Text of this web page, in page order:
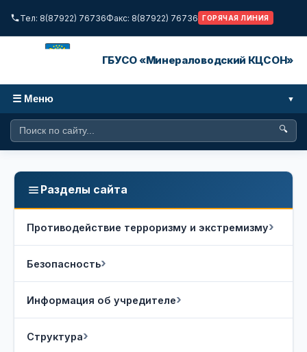
Тел: 8(87922) 76736Факс: 8(87922) 76736 ГОРЯЧАЯ ЛИНИЯ
ГБУСО «Минераловодский КЦСОН»
☰ Меню
🔍
Разделы сайта
Противодействие терроризму и экстремизму
Безопасность
Информация об учредителе
Структура